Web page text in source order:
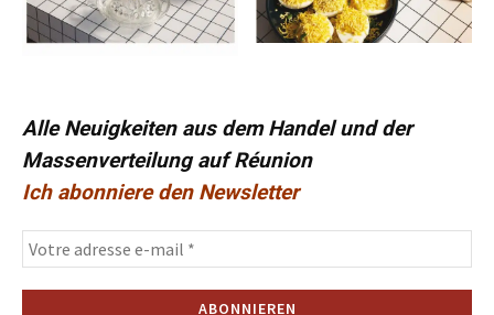
Alle Neuigkeiten aus dem Handel und der
Massenverteilung auf Réunion
Ich abonniere den Newsletter